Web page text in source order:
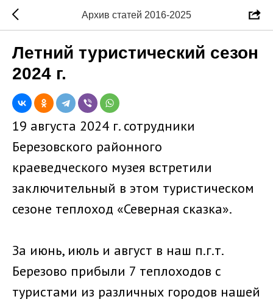
Архив статей 2016-2025
Летний туристический сезон
2024 г.
19 августа 2024 г. сотрудники
Березовского районного
краеведческого музея встретили
заключительный в этом туристическом
сезоне теплоход «Северная сказка».
За июнь, июль и август в наш п.г.т.
Березово прибыли 7 теплоходов с
туристами из различных городов нашей